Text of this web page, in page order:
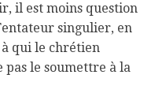
il est moins question
singulier, en
qui le chrétien
le soumettre à la